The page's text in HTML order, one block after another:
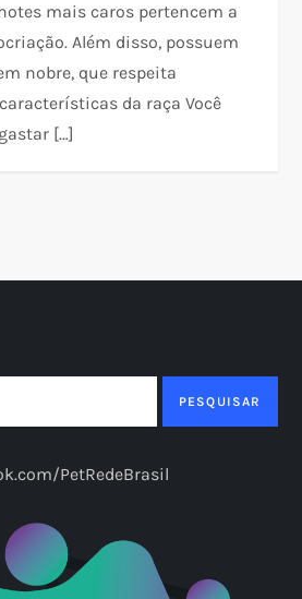
mais caros pertencem a
Além disso, possuem
nobre, que respeita
da raça Você
[…]
PESQUISAR
PetRedeBrasil